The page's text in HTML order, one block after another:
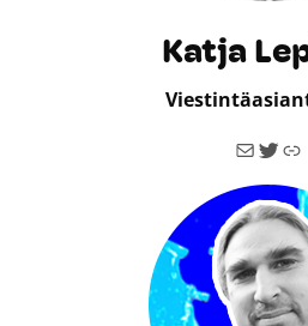
Katja
Sähköposti Twitter Linkki